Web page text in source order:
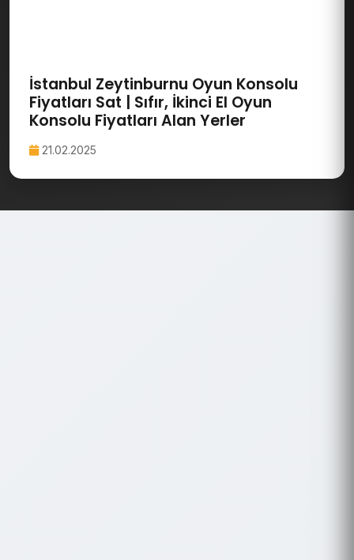
İstanbul Zeytinburnu Oyun Konsolu
Fiyatları Sat | Sıfır, İkinci El Oyun
Konsolu Fiyatları Alan Yerler
21.02.2025